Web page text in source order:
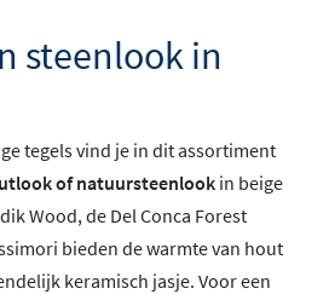
steenlook in
tegels vind je in dit assortiment
of natuursteenlook in beige
Wood, de Del Conca Forest
bieden de warmte van hout
keramisch jasje. Voor een